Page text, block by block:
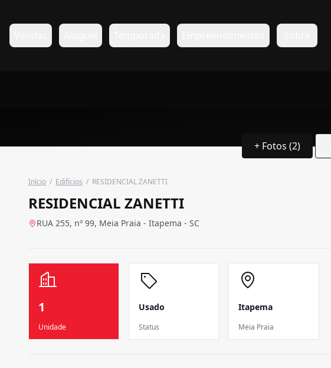
+ Fotos (2)
Início / Edifícios / RESIDENCIAL ZANETTI
RESIDENCIAL ZANETTI
RUA 255, nº 99, Meia Praia - Itapema - SC
1
Unidade
Usado
Status
Itapema
Meia Praia